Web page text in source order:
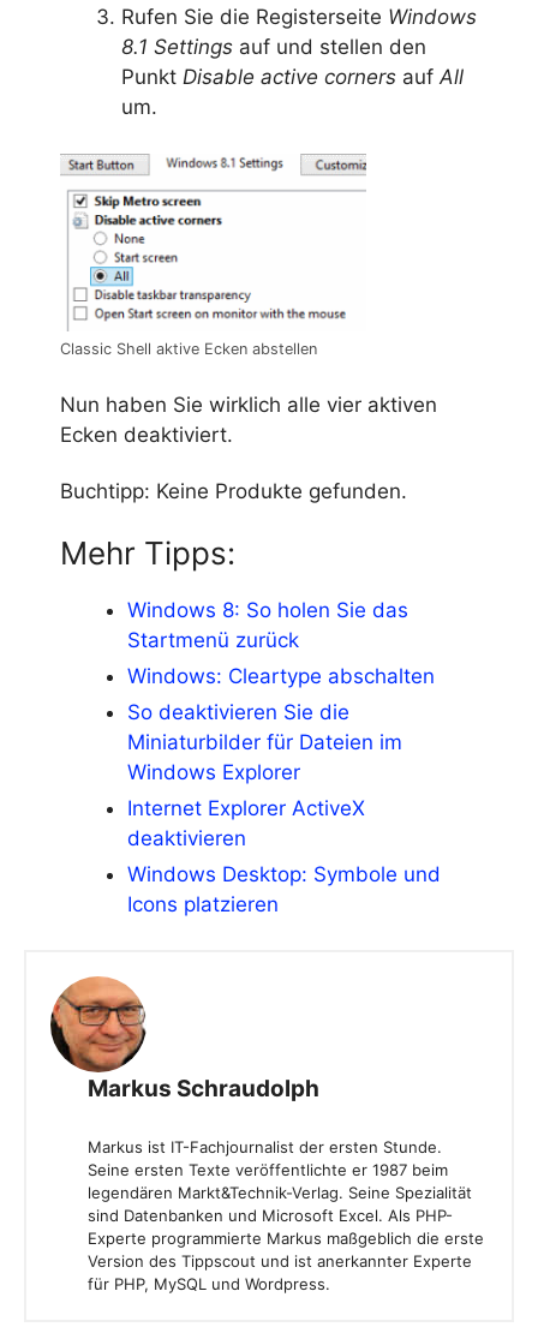
Rufen Sie die Registerseite Windows
8.1 Settings auf und stellen den
Punkt Disable active corners aufAll
um.
Classic Shell aktive Ecken abstellen
Nun haben Sie wirklich alle vier aktiven
Ecken deaktiviert.
Buchtipp: Keine Produkte gefunden.
Mehr Tipps:
Windows 8: So holen Sie das
Startmenü zurück
Windows: Cleartype abschalten
So deaktivieren Sie die
Miniaturbilder für Dateien im
Windows Explorer
Internet Explorer ActiveX
deaktivieren
Windows Desktop: Symbole und
Icons platzieren
Markus Schraudolph
Markus ist IT-Fachjournalist der ersten Stunde.
Seine ersten Texte veröffentlichte er 1987 beim
legendären Markt&Technik-Verlag. Seine Spezialität
sind Datenbanken und Microsoft Excel. Als PHP-
Experte programmierte Markus maßgeblich die erste
Version des Tippscout und ist anerkannter Experte
für PHP, MySQL und Wordpress.